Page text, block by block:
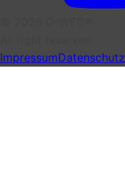
ImpressumDatenschutz